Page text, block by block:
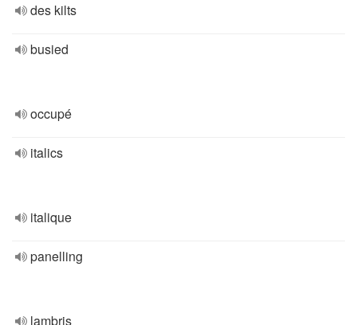
des kilts
busied
occupé
italics
italique
panelling
lambris